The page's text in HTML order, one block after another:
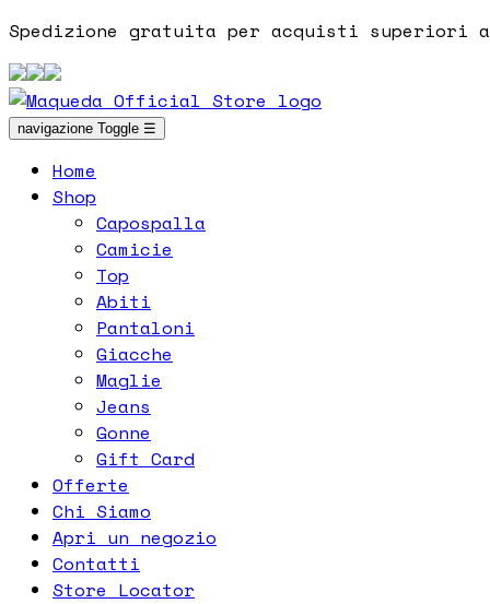
Spedizione gratuita per acquisti superiori
navigazione Toggle ☰
Home
Shop
Capospalla
Camicie
Top
Abiti
Pantaloni
Giacche
Maglie
Jeans
Gonne
Gift Card
Offerte
Chi Siamo
Apri un negozio
Contatti
Store Locator